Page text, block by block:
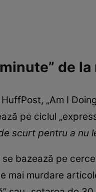
de
„Am I
pe ciclul
scurt pentru a nu
se bazează pe
mai murdare